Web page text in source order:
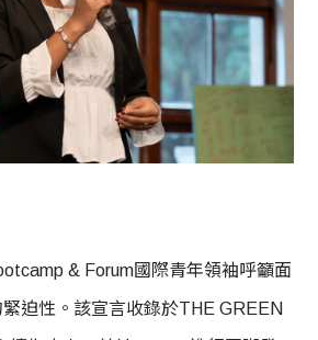
& Forum國際青年領袖呼籲面
迫性。該宣言收錄於THE GREEN